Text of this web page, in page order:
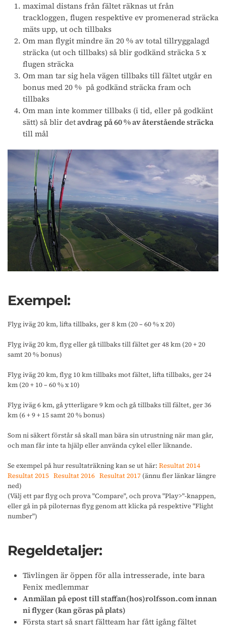
maximal distans från fältet räknas ut från
trackloggen, flugen respektive ev promenerad sträcka
mäts upp, ut och tillbaks
Om man flygit mindre än 20 % av total tillryggalagd
sträcka (ut och tillbaks) så blir godkänd sträcka 5 x
flugen sträcka
Om man tar sig hela vägen tillbaks till fältet utgår en
bonus med 20 % på godkänd sträcka fram och
tillbaks
Om man inte kommer tillbaks (i tid, eller på godkänt
sätt) så blir detavdrag på 60 % av återstående sträcka
till mål
Exempel:
Flyg iväg 20 km, lifta tillbaks, ger 8 km (20 – 60 % x 20)
Flyg iväg 20 km, flyg eller gå tillbaks till fältet ger 48 km (20 + 20
samt 20 % bonus)
Flyg iväg 20 km, flyg 10 km tillbaks mot fältet, lifta tillbaks, ger 24
km (20 + 10 – 60 % x 10)
Flyg iväg 6 km, gå ytterligare 9 km och gå tillbaks till fältet, ger 36
km (6 + 9 + 15 samt 20 % bonus)
Som ni säkert förstår så skall man bära sin utrustning när man går,
och man får inte ta hjälp eller använda cykel eller liknande.
Se exempel på hur resultaträkning kan se ut här: Resultat 2014
Resultat 2015 Resultat 2016 Resultat 2017 (ännu fler länkar längre
ned)
(Välj ett par flyg och prova "Compare", och prova "Play>"-knappen,
eller gå in på piloternas flyg genom att klicka på respektive "Flight
number")
Regeldetaljer:
Tävlingen är öppen för alla intresserade, inte bara
Fenix medlemmar
Anmälan på epost till staffan(hos)rolfsson.com innan
ni flyger (kan göras på plats)
Första start så snart fältteam har fått igång fältet